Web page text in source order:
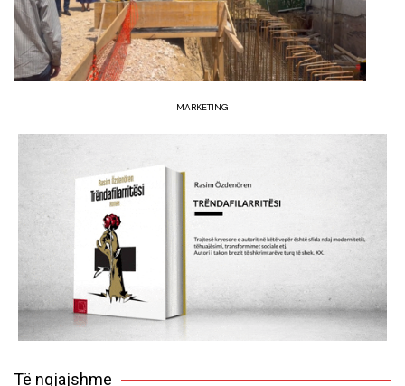
MARKETING
Të ngjajshme